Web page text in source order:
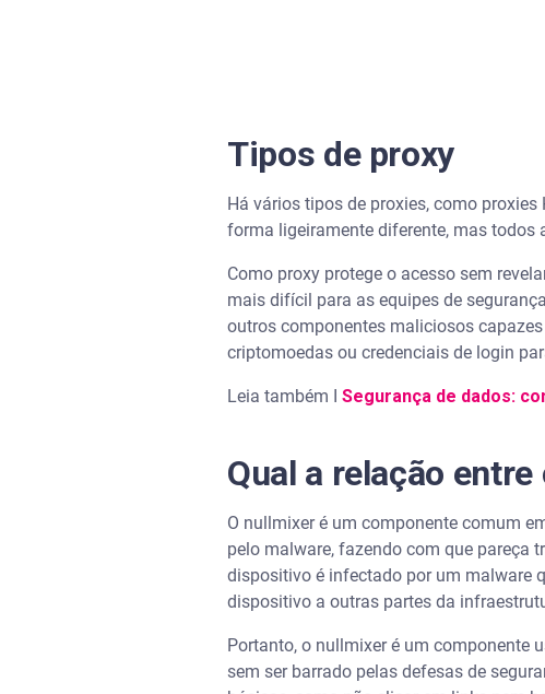
Tipos de proxy
Há vários tipos de proxies, como proxies
forma ligeiramente diferente, mas todos
Como proxy protege o acesso sem
mais difícil para as equipes de
outros componentes maliciosos
criptomoedas ou credenciais de login
Leia também I Segurança de dados:
Qual a relação
O nullmixer é um componente comum
pelo malware, fazendo com que pareça
dispositivo é infectado por um malware
dispositivo a outras partes da
Portanto, o nullmixer é um componente
sem ser barrado pelas defesas de